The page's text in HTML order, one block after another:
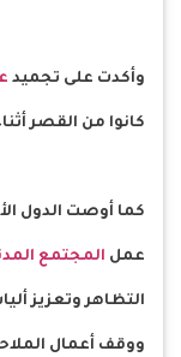
وأكدت على تجميد
كانوا من القصر
كما أوصت الدول
عمل المجتمع
التظاهر وتعزيز
ووقف أعمال